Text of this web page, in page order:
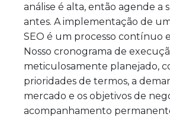
análise é alta, então agende a
antes. A implementação de
SEO é um processo contínuo
Nosso cronograma de
meticulosamente planejado,
prioridades de termos, a
mercado e os objetivos de
acompanhamento